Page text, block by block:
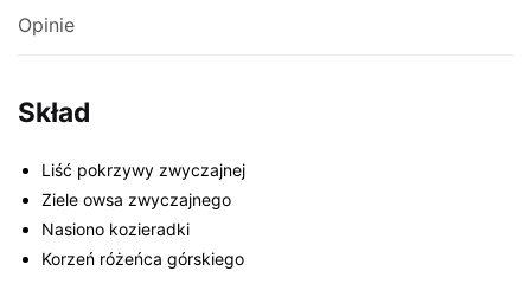
Opinie
Skład
Liść pokrzywy zwyczajnej
Ziele owsa zwyczajnego
Nasiono kozieradki
Korzeń różeńca górskiego